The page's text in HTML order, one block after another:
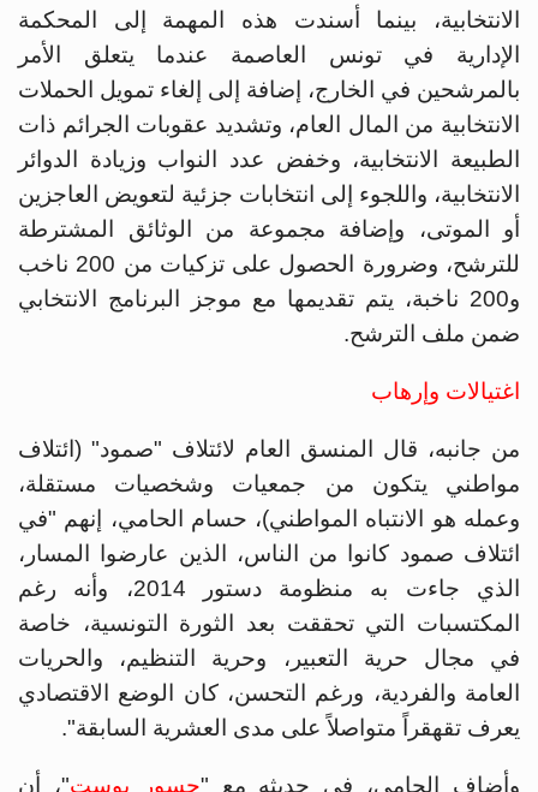
الانتخابية، بينما أسندت هذه المهمة إلى المحكمة
الإدارية في تونس العاصمة عندما يتعلق الأمر
بالمرشحين في الخارج، إضافة إلى إلغاء تمويل الحملات
الانتخابية من المال العام، وتشديد عقوبات الجرائم ذات
الطبيعة الانتخابية، وخفض عدد النواب وزيادة الدوائر
الانتخابية، واللجوء إلى انتخابات جزئية لتعويض العاجزين
أو الموتى، وإضافة مجموعة من الوثائق المشترطة
للترشح، وضرورة الحصول على تزكيات من 200 ناخب
و200 ناخبة، يتم تقديمها مع موجز البرنامج الانتخابي
ضمن ملف الترشح.
اغتيالات وإرهاب
من جانبه، قال المنسق العام لائتلاف "صمود" (ائتلاف
مواطني يتكون من جمعيات وشخصيات مستقلة،
وعمله هو الانتباه المواطني)، حسام الحامي، إنهم "في
ائتلاف صمود كانوا من الناس، الذين عارضوا المسار،
الذي جاءت به منظومة دستور 2014، وأنه رغم
المكتسبات التي تحققت بعد الثورة التونسية، خاصة
في مجال حرية التعبير، وحرية التنظيم، والحريات
العامة والفردية، ورغم التحسن، كان الوضع الاقتصادي
يعرف تقهقراً متواصلاً على مدى العشرية السابقة".
وأضاف الحامي، في حديثه مع "جسور بوست"، أن